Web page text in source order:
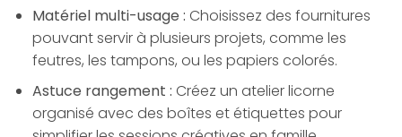
Matériel multi-usage : Choisissez des fournitures
pouvant servir à plusieurs projets, comme les
feutres, les tampons, ou les papiers colorés.
Astuce rangement : Créez un atelier licorne
organisé avec des boîtes et étiquettes pour